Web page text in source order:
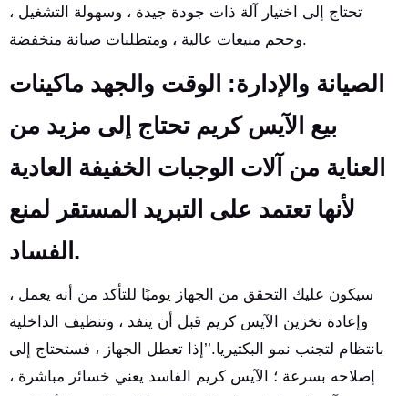
تحتاج إلى اختيار آلة ذات جودة جيدة ، وسهولة التشغيل ،
وحجم مبيعات عالية ، ومتطلبات صيانة منخفضة.
الصيانة والإدارة: الوقت والجهد ماكينات
بيع الآيس كريم تحتاج إلى مزيد من
العناية من آلات الوجبات الخفيفة العادية
لأنها تعتمد على التبريد المستقر لمنع
الفساد.
سيكون عليك التحقق من الجهاز يوميًا للتأكد من أنه يعمل ،
وإعادة تخزين الآيس كريم قبل أن ينفد ، وتنظيف الداخلية
بانتظام لتجنب نمو البكتيريا.’’إذا تعطل الجهاز ، فستحتاج إلى
إصلاحه بسرعة ؛ الآيس كريم الفاسد يعني خسائر مباشرة ،